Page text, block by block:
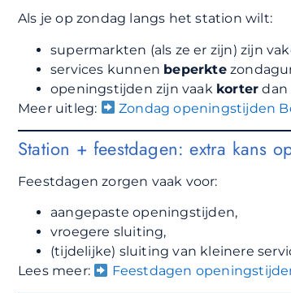
Als je op zondag langs het station wilt:
supermarkten (als ze er zijn) zijn
services kunnen beperkte
openingstijden zijn vaak korter dan
Meer uitleg:
Zondag openingstijden
Station + feestdagen: extra kans
Feestdagen zorgen vaak voor:
aangepaste openingstijden,
vroegere sluiting,
(tijdelijke) sluiting van kleinere
Lees meer:
Feestdagen